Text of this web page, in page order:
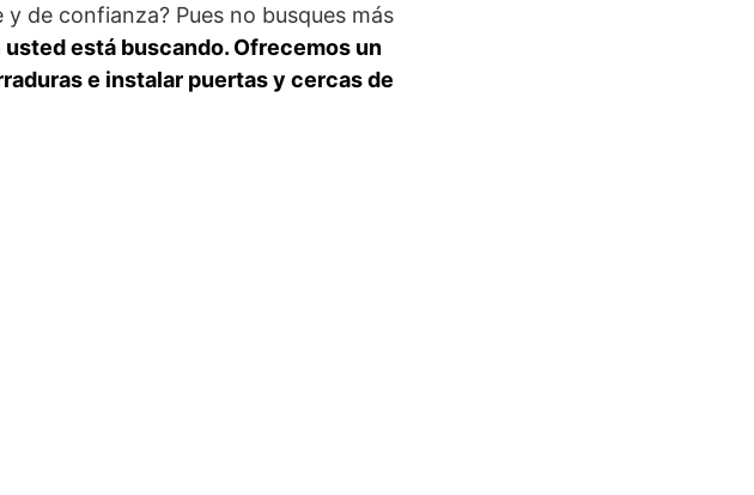
de confianza? Pues no busques más
está buscando. Ofrecemos un
e instalar puertas y cercas de